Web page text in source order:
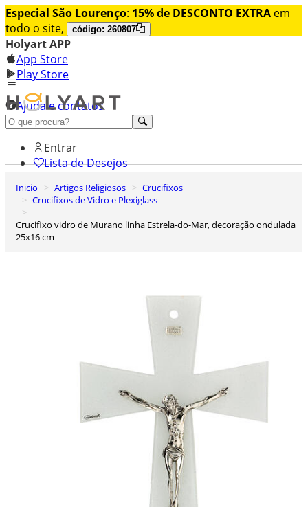
Especial São Lourenço: 15% de DESCONTO EXTRA em
todo o site,
código: 260807
Holyart APP
App Store
Play Store
Ajuda e contatos
Conheça premium
Entrar
Lista de Desejos
0
Carrinho de Compras
Inicio Artigos Religiosos
Crucifixos
Crucifixos de Vidro e Plexiglass
Crucifixo vidro de Murano linha Estrela-do-Mar, decoração ondulada
25x16 cm